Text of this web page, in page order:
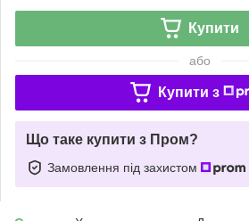
Купити
або
Купити з
Що таке купити з Пром?
Замовлення під захистом